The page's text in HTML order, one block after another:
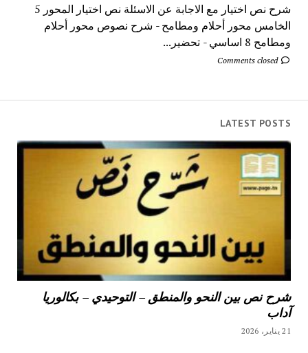
شرح نص اختيار مع الاجابة عن الاسئلة نص اختيار المحور 5
الخامس محور أحلام ومطامح - شرح نصوص محور أحلام
ومطامح 8 اساسي - تحضير...
Comments closed
LATEST POSTS
شرح نص بين النحو والمنطق – التوحيدي – بكالوريا
آداب
21 يناير، 2026